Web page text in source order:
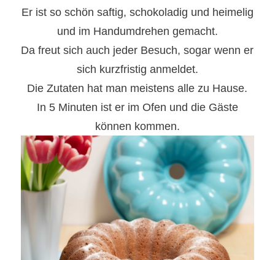
Er ist so schön saftig, schokoladig und heimelig
und im Handumdrehen gemacht.
Da freut sich auch jeder Besuch, sogar wenn er
sich kurzfristig anmeldet.
Die Zutaten hat man meistens alle zu Hause.
In 5 Minuten ist er im Ofen und die Gäste
können kommen.